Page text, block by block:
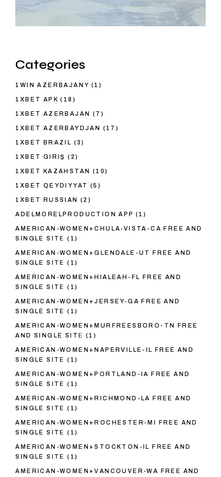
Categories
1WIN AZERBAJANY (1)
1XBET APK (18)
1XBET AZERBAJAN (7)
1XBET AZERBAYDJAN (17)
1XBET BRAZIL (3)
1XBET GIRIŞ (2)
1XBET KAZAHSTAN (10)
1XBET QEYDIYYAT (5)
1XBET RUSSIAN (2)
ADELMORELPRODUCTION APP (1)
AMERICAN-WOMEN+CHULA-VISTA-CA FREE AND
SINGLE SITE (1)
AMERICAN-WOMEN+GLENDALE-UT FREE AND
SINGLE SITE (1)
AMERICAN-WOMEN+HIALEAH-FL FREE AND
SINGLE SITE (1)
AMERICAN-WOMEN+JERSEY-GA FREE AND
SINGLE SITE (1)
AMERICAN-WOMEN+MURFREESBORO-TN FREE
AND SINGLE SITE (1)
AMERICAN-WOMEN+NAPERVILLE-IL FREE AND
SINGLE SITE (1)
AMERICAN-WOMEN+PORTLAND-IA FREE AND
SINGLE SITE (1)
AMERICAN-WOMEN+RICHMOND-LA FREE AND
SINGLE SITE (1)
AMERICAN-WOMEN+ROCHESTER-MI FREE AND
SINGLE SITE (1)
AMERICAN-WOMEN+STOCKTON-IL FREE AND
SINGLE SITE (1)
AMERICAN-WOMEN+VANCOUVER-WA FREE AND